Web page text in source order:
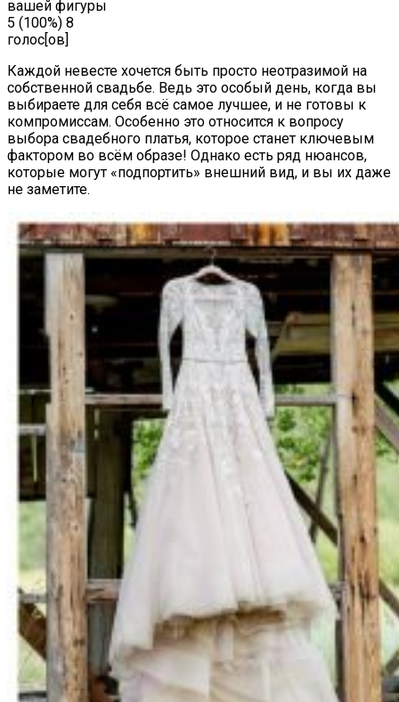
вашей фигуры
5 (100%) 8
голос[ов]
Каждой невесте хочется быть просто неотразимой на
собственной свадьбе. Ведь это особый день, когда вы
выбираете для себя всё самое лучшее, и не готовы к
компромиссам. Особенно это относится к вопросу
выбора свадебного платья, которое станет ключевым
фактором во всём образе! Однако есть ряд нюансов,
которые могут «подпортить» внешний вид, и вы их даже
не заметите.